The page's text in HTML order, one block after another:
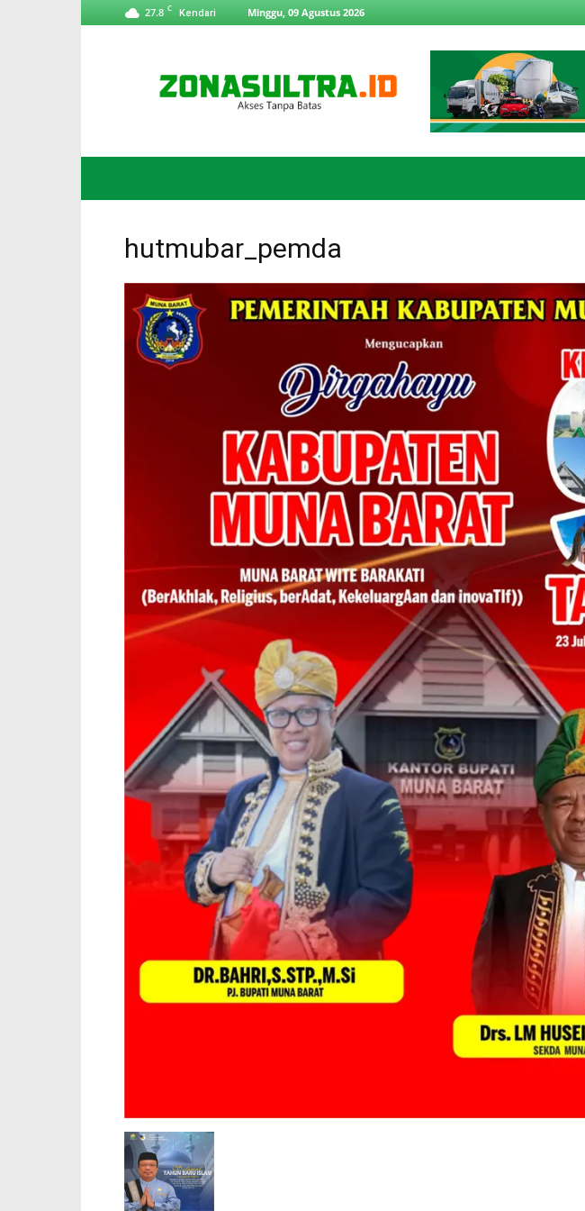
27.8 C Kendari Minggu, 09 Agustus 2026
hutmubar_pemda